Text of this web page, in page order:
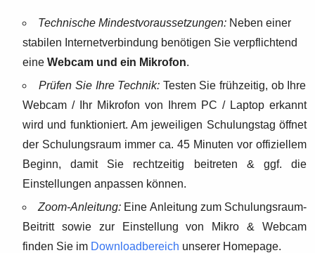
Technische Mindestvoraussetzungen: Neben einer
stabilen Internetverbindung benötigen Sie verpflichtend
eineWebcam und ein Mikrofon.
Prüfen Sie Ihre Technik: Testen Sie frühzeitig, ob Ihre
Webcam / Ihr Mikrofon von Ihrem PC / Laptop erkannt
wird und funktioniert. Am jeweiligen Schulungstag öffnet
der Schulungsraum immer ca. 45 Minuten vor offiziellem
Beginn, damit Sie rechtzeitig beitreten & ggf. die
Einstellungen anpassen können.
Zoom-Anleitung: Eine Anleitung zum Schulungsraum-
Beitritt sowie zur Einstellung von Mikro & Webcam
finden Sie im Downloadbereich unserer Homepage.